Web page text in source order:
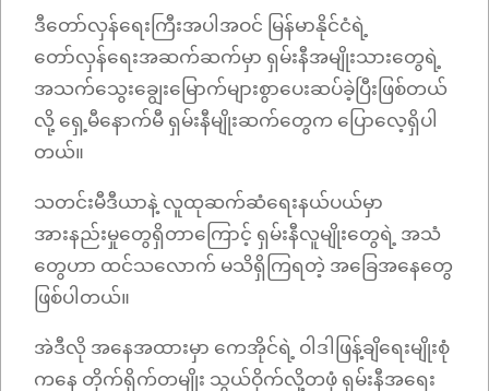
ဒီတော်လှန်ရေးကြီးအပါအဝင် မြန်မာနိုင်ငံရဲ့
တော်လှန်ရေးအဆက်ဆက်မှာ ရှမ်းနီအမျိုးသားတွေရဲ့
အသက်သွေးချွေးမြောက်များစွာပေးဆပ်ခဲ့ပြီးဖြစ်တယ်
လို့ ရှေ့မီနောက်မီ ရှမ်းနီမျိုးဆက်တွေက ပြောလေ့ရှိပါ
တယ်။
သတင်းမီဒီယာနဲ့ လူထုဆက်ဆံရေးနယ်ပယ်မှာ
အားနည်းမှုတွေရှိတာကြောင့် ရှမ်းနီလူမျိုးတွေရဲ့ အသံ
တွေဟာ ထင်သလောက် မသိရှိကြရတဲ့ အခြေအနေတွေ
ဖြစ်ပါတယ်။
အဲဒီလို အ‌နေအထားမှာ ကေအိုင်ရဲ့ ဝါဒါဖြန့်ချိရေးမျိုးစုံ
ကနေ တိုက်ရိုက်တမျိုး သွယ်ဝိုက်လို့တဖုံ ရှမ်းနီအရေး